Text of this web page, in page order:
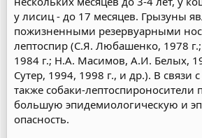
у лисиц - до 17 месяцев. Грызуны
пожизненными резервуарными
лептоспир (С.Я. Любашенко, 1978
1984 г.; Н.А. Масимов, А.И. Белых,
Сутер, 1994, 1998 г., и др.). В связи
также собаки-лептоспироносители
большую эпидемиологическую и
опасность.